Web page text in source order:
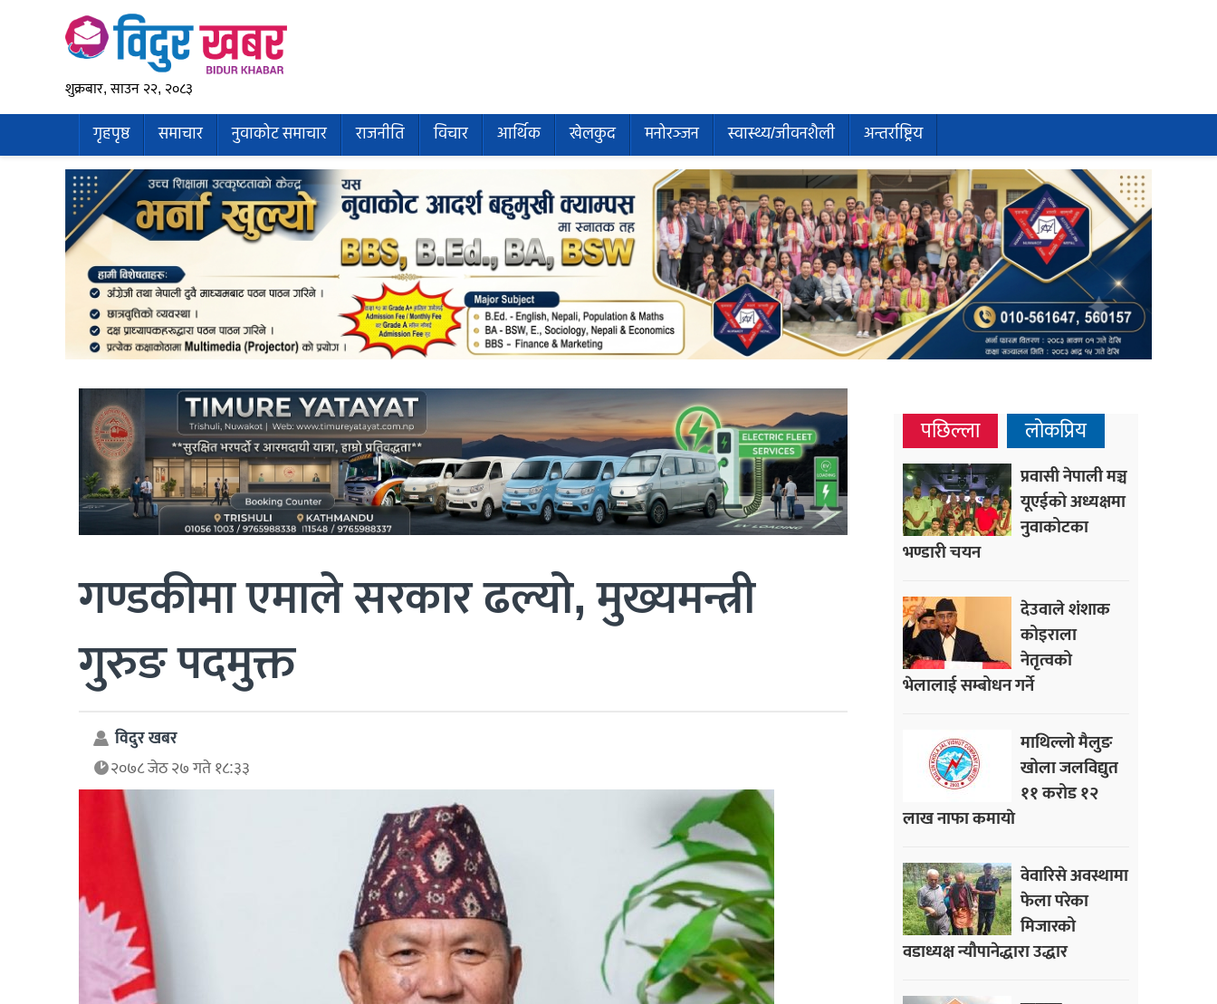
शुक्रबार, साउन २२, २०८३
गृहपृष्ठ समाचार नुवाकोट समाचार राजनीति विचार आर्थिक खेलकुद मनोरञ्जन स्वास्थ्य/जीवनशैली अन्तर्राष्ट्रिय
गण्डकीमा एमाले सरकार ढल्यो, मुख्यमन्त्री
गुरुङ पदमुक्त
विदुर खबर
२०७८ जेठ २७ गते १८:३३
पछिल्ला लोकप्रिय
प्रवासी नेपाली मञ्च
यूएईको अध्यक्षमा
नुवाकोटका
भण्डारी चयन
देउवाले शंशाक
कोइराला
नेतृत्वको
भेलालाई सम्बोधन गर्ने
माथिल्लो मैलुङ
खोला जलविद्युत
११ करोड १२
लाख नाफा कमायाे
वेवारिसे अवस्थामा
फेला परेका
मिजारको
वडाध्यक्ष न्यौपानेद्धारा उद्धार